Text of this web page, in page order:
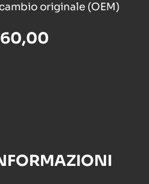
originale (OEM)